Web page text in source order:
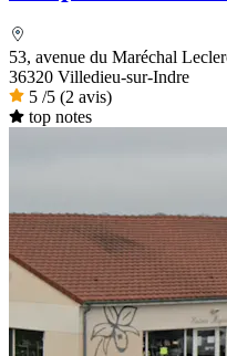
53, avenue du Maréchal
36320 Villedieu-sur-Indre
5 /5 (2 avis)
top notes